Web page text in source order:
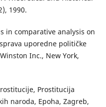
1990.
in comparative analysis on
uporedne političke
Inc., New York,
Prostitucija
naroda, Epoha, Zagreb,